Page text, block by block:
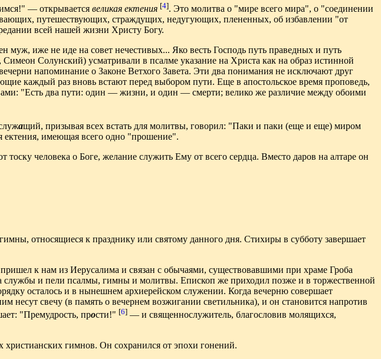
— открывается великая ектения [4]. Это молитва о "мире всего мира", о "соединении
путешествующих, страждущих, недугующих, плененных, об избавлении "от
всей нашей жизни Христу Богу.
иже не иде на совет нечестивых... Яко весть Господь путь праведных и путь
Солунский) усматривали в псалме указание на Христа как на образ истинной
напоминание о Законе Ветхого Завета. Эти два понимания не исключают друг
каждый раз вновь встают перед выбором пути. Еще в апостольское время проповедь,
"Есть два пути: один — жизни, и один — смерти; велико же различие между обоими
ащий, призывая всех встать для молитвы, говорил: "Паки и паки (еще и еще) миром
ектения, имеющая всего одно "прошение".
человека о Боге, желание служить Ему от всего сердца. Вместо даров на алтаре он
относящиеся к празднику или святому данного дня. Стихиры в субботу завершает
к нам из Иерусалима и связан с обычаями, существовавшими при храме Гроба
службы и пели псалмы, гимны и молитвы. Епископ же приходил позже и в торжественной
осталось и в нынешнем архиерейском служении. Когда вечерню совершает
несут свечу (в память о вечернем возжигании светильника), и он становится напротив
"Премудрость, прости!" [6] — и священнослужитель, благословив молящихся,
гимнов. Он сохранился от эпохи гонений.